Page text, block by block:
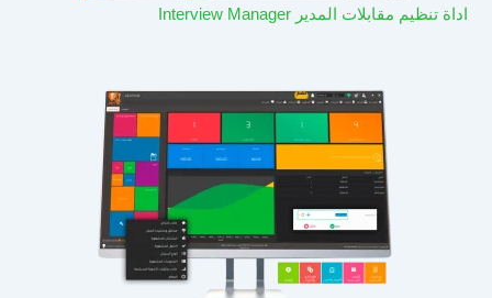
اداة تنظيم مقابلات المدير Interview Manager